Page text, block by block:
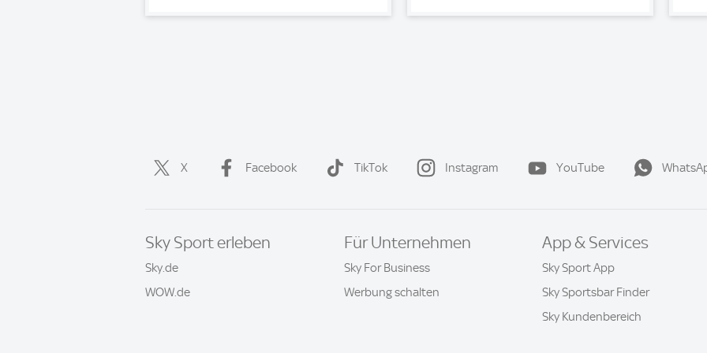
X Facebook TikTok Instagram YouTube
Sky Sport erleben
Sky.de
WOW.de
Für Unternehmen
Sky For Business
Werbung schalten
App & Services
Sky Sport App
Sky Sportsbar Finder
Sky Kundenbereich